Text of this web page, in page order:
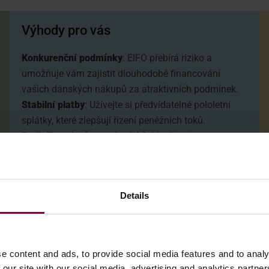
Details
content and ads, to provide social media features and to
Výhody pro vás
Konkurenční podmínky: EIFO přebírá riziko a
umožňuje vám zajistit dlouhodobé financování
vašich dánských nákupů za atraktivních podmínek.
Stabilní platby: Užívejte si předvídatelné pololetní
splátky, které zlepšují řízení peněžních toků.
Podložka s hodnocením AAA: Využijte jistotu